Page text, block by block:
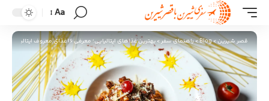
Aa
قصر شیرین>
Blog
>راهنمای سفر>بهترین غذاهای ایتالیایی؛ معرفی 16 غذای معروف ایتالیا +مواد اولیه و عکس